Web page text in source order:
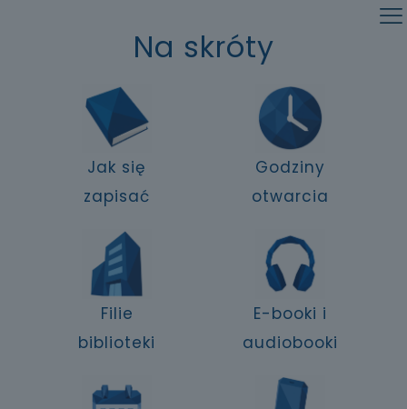
Na skróty
Jak się
zapisać
Godziny
otwarcia
Filie
biblioteki
E-booki i
audiobooki